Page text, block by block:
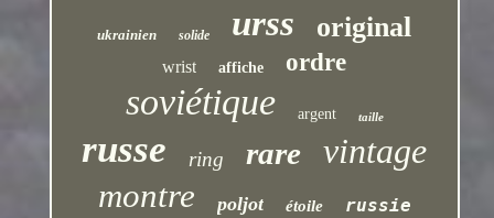
ukrainien solide urss original
wrist affiche ordre
soviétique argent taille
russe ring rare vintage
montre poljot étoile
russie